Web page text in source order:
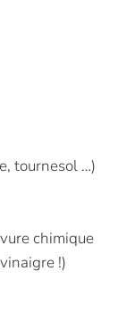
tournesol …)
chimique
!)